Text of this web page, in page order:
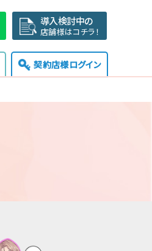
導入検討中の
店舗様はコチラ！
契約店様ログイン